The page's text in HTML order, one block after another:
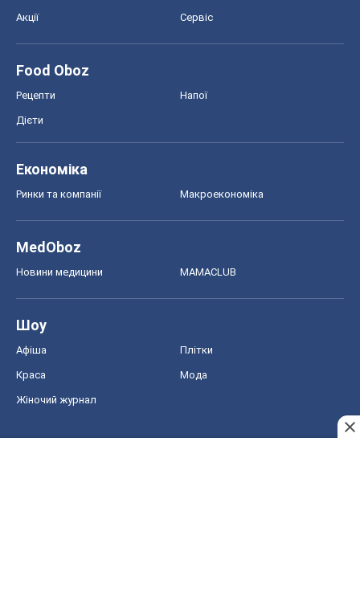
Акції Сервіс
Food Oboz
Рецепти Напої
Дієти
Економіка
Ринки та компанії Макроекономіка
MedOboz
Новини медицини MAMACLUB
Шоу
Афіша Плітки
Краса Мода
Жіночий журнал